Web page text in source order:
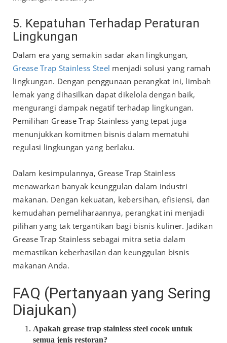
5. Kepatuhan Terhadap Peraturan
Lingkungan
Dalam era yang semakin sadar akan lingkungan,
Grease Trap Stainless Steel menjadi solusi yang ramah
lingkungan. Dengan penggunaan perangkat ini, limbah
lemak yang dihasilkan dapat dikelola dengan baik,
mengurangi dampak negatif terhadap lingkungan.
Pemilihan Grease Trap Stainless yang tepat juga
menunjukkan komitmen bisnis dalam mematuhi
regulasi lingkungan yang berlaku.
Dalam kesimpulannya, Grease Trap Stainless
menawarkan banyak keunggulan dalam industri
makanan. Dengan kekuatan, kebersihan, efisiensi, dan
kemudahan pemeliharaannya, perangkat ini menjadi
pilihan yang tak tergantikan bagi bisnis kuliner. Jadikan
Grease Trap Stainless sebagai mitra setia dalam
memastikan keberhasilan dan keunggulan bisnis
makanan Anda.
FAQ (Pertanyaan yang Sering
Diajukan)
Apakah grease trap stainless steel cocok untuk
semua jenis restoran?